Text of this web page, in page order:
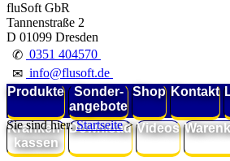
fluSoft GbR
Tannenstraße 2
D 01099 Dresden
✆ 0351 404570
✉ info@flusoft.de
Produkte
Sonder-
angebote
Shop Kontakt
Kranken-
kassen
Download Videos
Sie sind hier:Startseite>